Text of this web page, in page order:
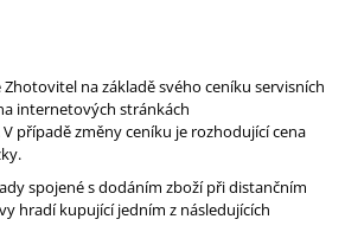
na základě svého ceníku servisních
internetových stránkách
případě změny ceníku je rozhodující cena
spojené s dodáním zboží při distančním
hradí kupující jedním z následujících